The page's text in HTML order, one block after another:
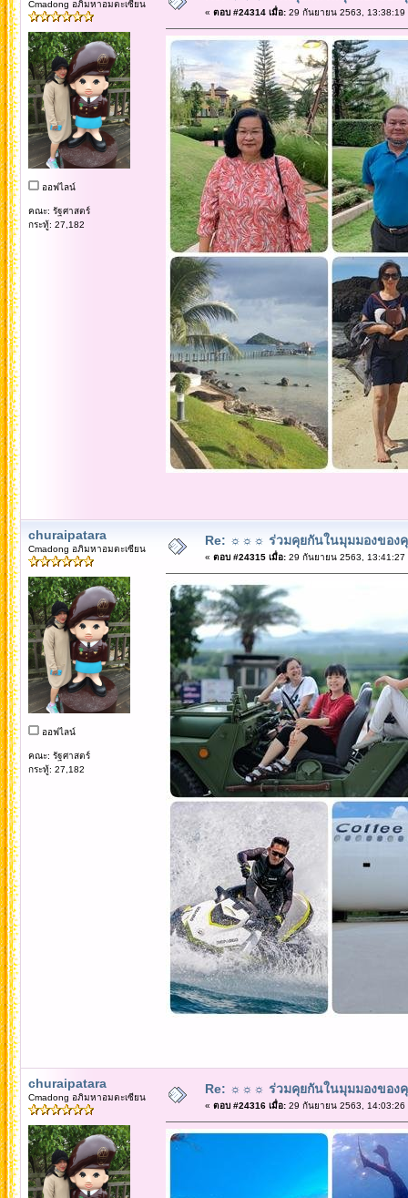
Cmadong อภิมหาอมตะเซียน
ออฟไลน์
คณะ: รัฐศาสตร์
กระทู้: 27,182
« ตอบ #24314 เมื่อ:29 กันยายน 2563, 13:38:19
churaipatara
Cmadong อภิมหาอมตะเซียน
ออฟไลน์
คณะ: รัฐศาสตร์
กระทู้: 27,182
Re: ☼☼☼ ร่วมคุยกันในมุมมองของ
« ตอบ #24315 เมื่อ:29 กันยายน 2563, 13:41:27
churaipatara
Cmadong อภิมหาอมตะเซียน
Re: ☼☼☼ ร่วมคุยกันในมุมมองของ
« ตอบ #24316 เมื่อ:29 กันยายน 2563, 14:03:26